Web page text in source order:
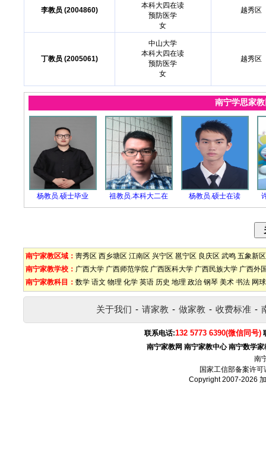
李教员 (2004860)
本科大四在读
预防医学
女
越秀区
丁教员 (2005061)
中山大学
本科大四在读
预防医学
女
越秀区
南宁学思家
杨教员.硕士毕业 祖教员.本科大二在 杨教员.硕士在读
南宁家教区域： 靑秀区 西乡塘区 江南区 兴宁区 邕宁区 良庆区 武鸣 五象新区
南宁家教学校： 广西大学 广西师范学院 广西医科大学 广西民族大学 广西外
南宁家教科目： 数学 语文 物理 化学 英语 历史 地理 政治 钢琴 美术 书法 网球
关于我们 - 请家教 - 做家教 - 收费标准 -
联系电话:132 5773 6390(微信同号)
南宁家教网 南宁家教中心 南宁数学家
南
国家工信部备案许可
Copyright 2007-2026